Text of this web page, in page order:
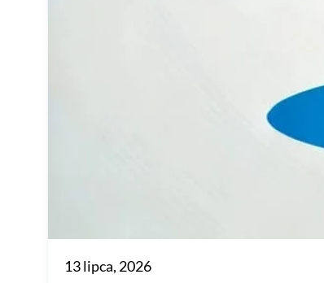
13 lipca, 2026